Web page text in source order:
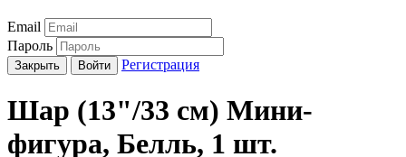
Email
Пароль
Закрыть Войти Регистрация
Шар (13"/33 см) Мини-
фигура, Белль, 1 шт.